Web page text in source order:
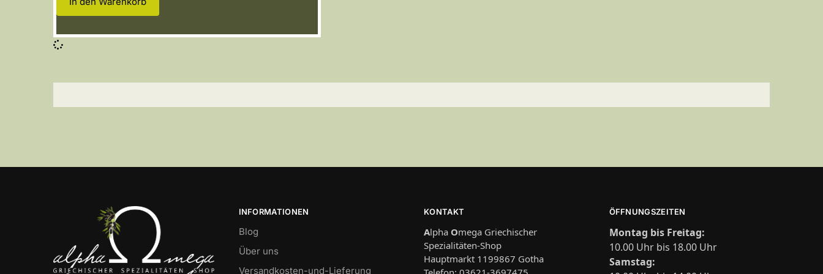
INFORMATIONEN
Blog
Über uns
Versandkosten-und-Lieferung
KONTAKT
Alpha Omega Griechischer
Spezialitäten-Shop
Hauptmarkt 1199867 Gotha
ÖFFNUNGSZEITEN
Montag bis Freitag:
10.00 Uhr bis 18.00 Uhr
Samstag: